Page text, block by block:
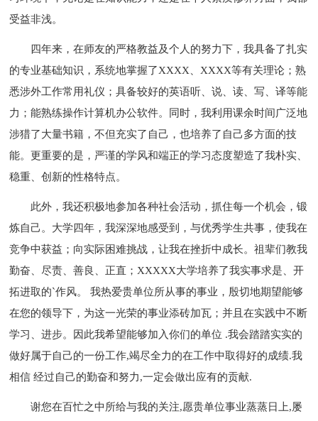
受益非浅。
四年来，在师友的严格教益及个人的努力下，我具备了扎实
的专业基础知识，系统地掌握了XXXX、XXXX等有关理论；熟
悉涉外工作常用礼仪；具备较好的英语听、说、读、写、译等能
力；能熟练操作计算机办公软件。同时，我利用课余时间广泛地
涉猎了大量书籍，不但充实了自己，也培养了自己多方面的技
能。更重要的是，严谨的学风和端正的学习态度塑造了我朴实、
稳重、创新的性格特点。
此外，我还积极地参加各种社会活动，抓住每一个机会，锻
炼自己。大学四年，我深深地感受到，与优秀学生共事，使我在
竞争中获益；向实际困难挑战，让我在挫折中成长。祖辈们教我
勤奋、尽责、善良、正直；XXXXX大学培养了我实事求是、开
拓进取的`作风。 我热爱贵单位所从事的事业，殷切地期望能够
在您的领导下，为这一光荣的事业添砖加瓦；并且在实践中不断
学习、进步。因此我希望能够加入你们的单位 .我会踏踏实实的
做好属于自己的一份工作,竭尽全力的在工作中取得好的成绩.我
相信 经过自己的勤奋和努力,一定会做出应有的贡献.
谢您在百忙之中所给与我的关注,愿贵单位事业蒸蒸日上,屡